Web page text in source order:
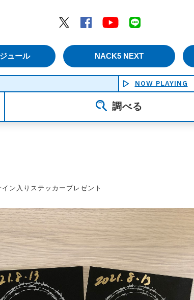
Twitter
Facebook YouTube
ュール NACK5 NEXT
NOW PLAYING
調べる
ン入りステッカープレゼント